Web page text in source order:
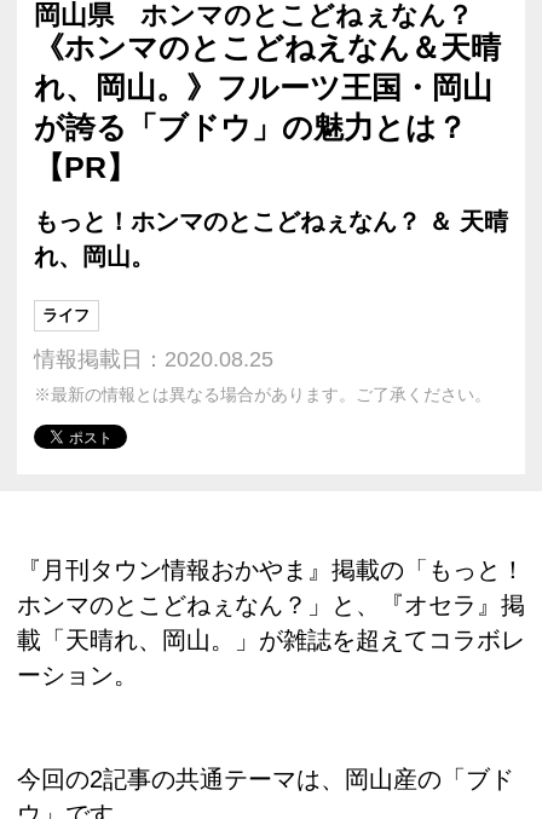
岡山県 ホンマのとこどねぇなん？
《ホンマのとこどねえなん＆天晴
れ、岡山。》フルーツ王国・岡山
が誇る「ブドウ」の魅力とは？
【PR】
もっと！ホンマのとこどねぇなん？ ＆ 天晴
れ、岡山。
ライフ
情報掲載日：2020.08.25
※最新の情報とは異なる場合があります。ご了承ください。
『月刊タウン情報おかやま』掲載の「もっと！
ホンマのとこどねぇなん？」と、『オセラ』掲
載「天晴れ、岡山。」が雑誌を超えてコラボレ
ーション。
今回の2記事の共通テーマは、岡山産の「ブド